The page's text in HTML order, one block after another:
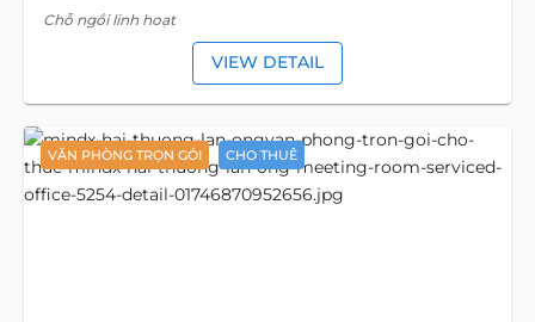
Chỗ ngồi linh hoạt
VIEW DETAIL
VĂN PHÒNG TRỌN GÓI CHO THUÊ